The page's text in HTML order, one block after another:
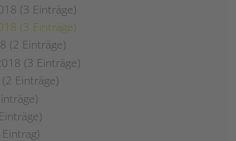
(3 Einträge)
(3 Einträge)
(2 Einträge)
(3 Einträge)
Einträge)